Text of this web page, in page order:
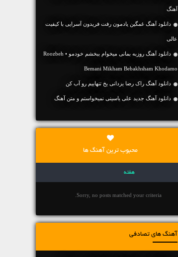
آهنگ
دانلود آهنگ غمگین یادمون رفت فریدون آسرایی با کیفیت
عالی
دانلود آهنگ روزبه بمانی میخوام ببخشم خودمو • Roozbeh
Bemani Mikham Bebakhsham Khodamo
دانلود آهنگ راک رضا یزدانی یخ تنهاییم رو آب کن
دانلود آهنگ جديد علی یاسینی نمیخواستم و متن آهنگ
محبوب ترین آهنگ ها
هفته
Sorry, no posts matched your criteria.
آهنگ های تصادفی